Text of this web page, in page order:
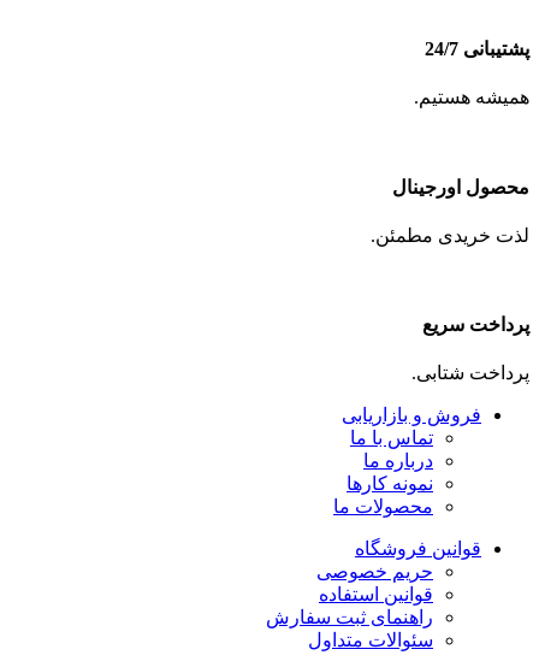
پشتیبانی 24/7
همیشه هستیم.
محصول اورجینال
لذت خریدی مطمئن.
پرداخت سریع
پرداخت شتابی.
فروش و بازاریابی
تماس با ما
درباره ما
نمونه کارها
محصولات ما
قوانین فروشگاه
حریم خصوصی
قوانین استفاده
راهنمای ثبت سفارش
سئوالات متداول